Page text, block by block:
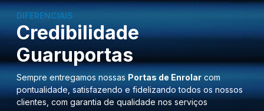
DIFERENCIAIS
Credibilidade
Guaruportas
Sempre entregamos nossas Portas de Enrolar com
pontualidade, satisfazendo e fidelizando todos os nossos
clientes, com garantia de qualidade nos serviços